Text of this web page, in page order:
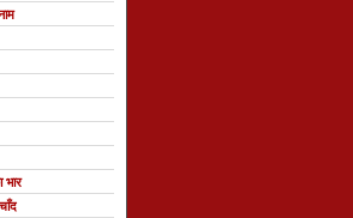
भार